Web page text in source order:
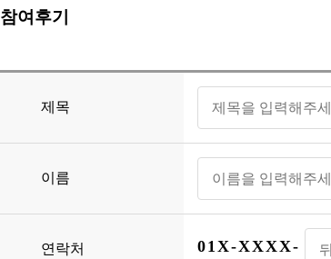
참여후기
제목
이름
연락처 01X-XXXX-